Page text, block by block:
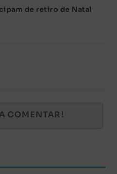
de retiro de Natal